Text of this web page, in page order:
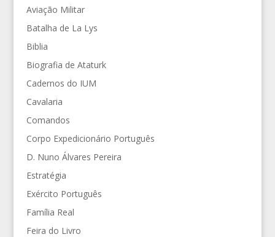
Aviação Militar
Batalha de La Lys
Biblia
Biografia de Ataturk
Cadernos do IUM
Cavalaria
Comandos
Corpo Expedicionário Português
D. Nuno Álvares Pereira
Estratégia
Exército Português
Família Real
Feira do Livro